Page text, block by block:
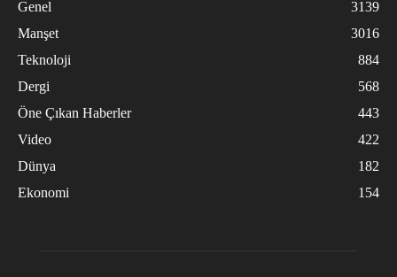
Genel
3139
Manşet
3016
Teknoloji
884
Dergi
568
Öne Çıkan Haberler
443
Video
422
Dünya
182
Ekonomi
154